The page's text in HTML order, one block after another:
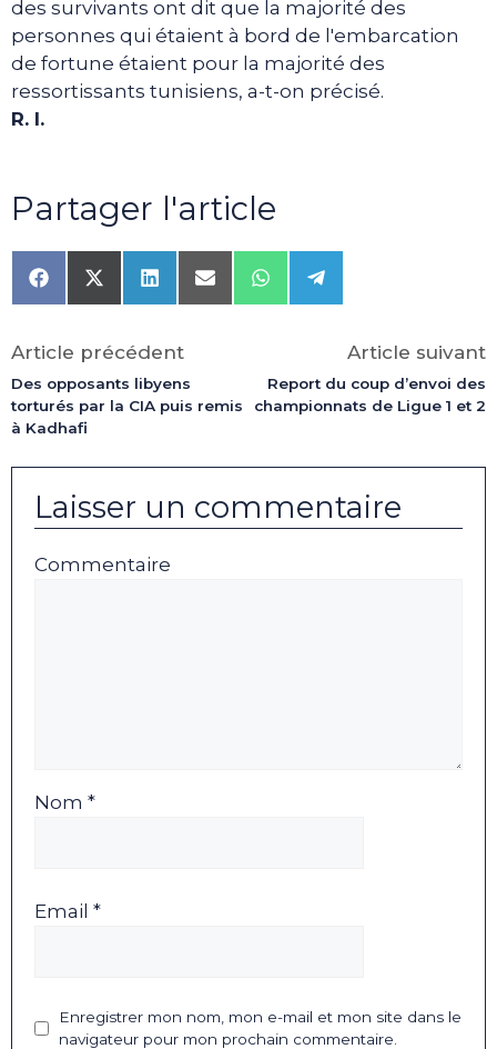
des survivants ont dit que la majorité des
personnes qui étaient à bord de l'embarcation
de fortune étaient pour la majorité des
ressortissants tunisiens, a-t-on précisé.
R. I.
Partager l'article
Share
on
Share
on
(Twitter)
Share
on
Share
on
Share
on
Share
on
Article précédent
Des opposants libyens
torturés par la CIA puis remis
à Kadhafi
Article suivant
Report du coup d’envoi des
championnats de Ligue 1 et 2
Laisser un commentaire
Commentaire
Nom *
Email *
Enregistrer mon nom, mon e-mail et mon site dans le
navigateur pour mon prochain commentaire.